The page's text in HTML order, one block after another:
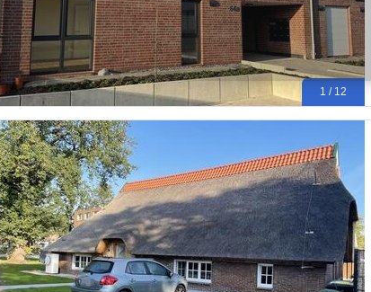
1 / 12